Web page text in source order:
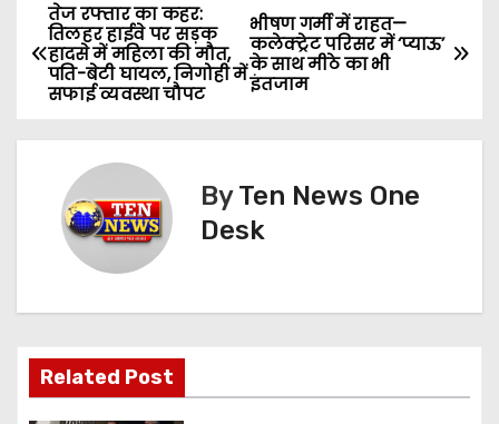
P
o
v
i
g
भीषण गर्मी में राहत—
कलेक्ट्रेट परिसर में ‘प्याऊ’
के साथ मीठे का भी
इंतजाम
तेज रफ्तार का कहर:
तिलहर हाईवे पर सड़क
हादसे में महिला की मौत,
पति-बेटी घायल, निगोही में
सफाई व्यवस्था चौपट
ByTen News One
Desk
Related Post